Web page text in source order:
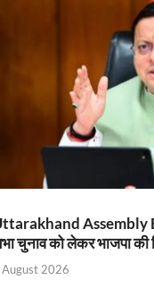
Assembly
चुनाव को लेकर भाजपा की
2026